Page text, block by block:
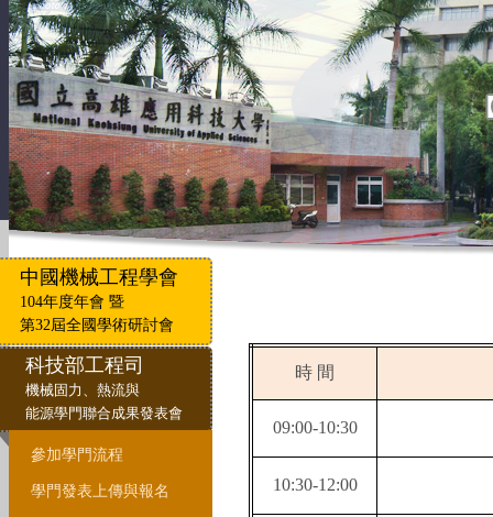
中國機械工程學會
104年度年會 暨
第32屆全國學術研討會
科技部工程司
機械固力、熱流與
能源學門聯合成果發表會
參加學門流程
學門發表上傳與報名
時 間
09:00-10:30
10:30-12:00